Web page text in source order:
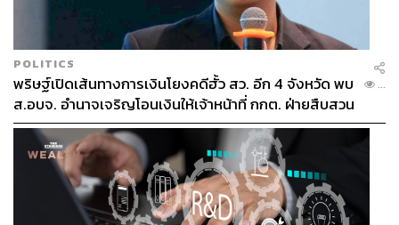
POLITICS
พริษฐ์เปิดเส้นทางการเงินโยงคดีฮั้ว สว. อีก 4 จังหวัด พบ
ส.อบจ. อำนาจเจริญโอนเงินให้เจ้าหน้าที่ กกต. ฝ่ายสืบสวน
...